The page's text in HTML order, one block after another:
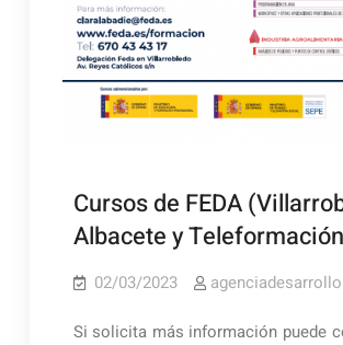
Cursos de FEDA
Albacete y
02/03/2023 agenciadesarrollo
Si solicita más información puede